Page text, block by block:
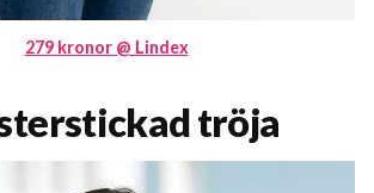
279 kronor @ Lindex
tröja